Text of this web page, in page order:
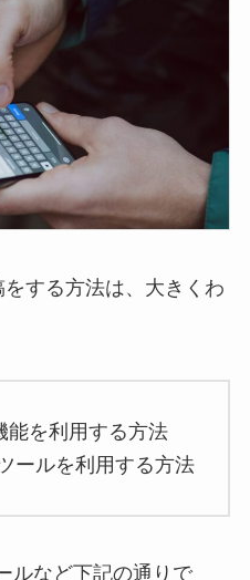
する方法は、大きくわ
能を利用する方法
ールを利用する方法
ルなど下記の通りで